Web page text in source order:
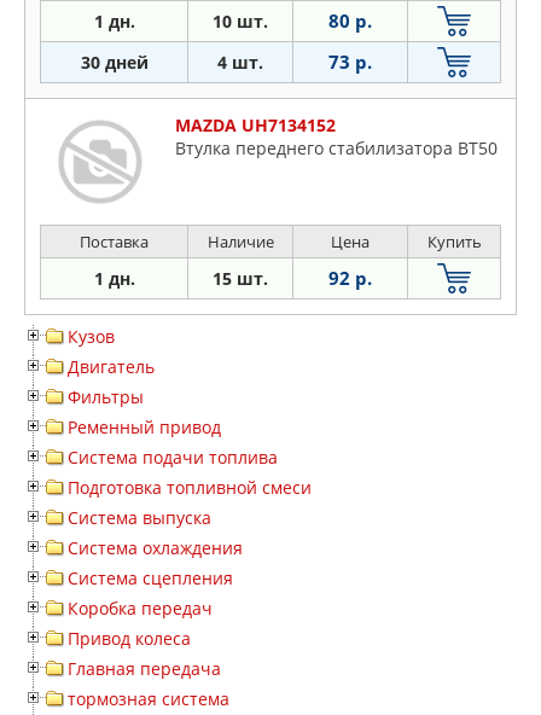
1 дн. 10 шт. 80 р.
30 дней 4 шт. 73 р.
MAZDA UH7134152
Втулка переднего стабилизатора BT50
Поставка Наличие Цена Купить
1 дн. 15 шт. 92 р.
Кузов
Двигатель
Фильтры
Ременный привод
Система подачи топлива
Подготовка топливной смеси
Система выпуска
Система охлаждения
Система сцепления
Коробка передач
Привод колеса
Главная передача
тормозная система